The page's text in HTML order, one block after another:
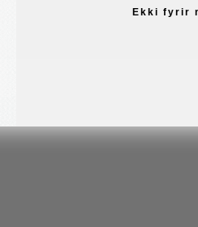
Ekki fyrir